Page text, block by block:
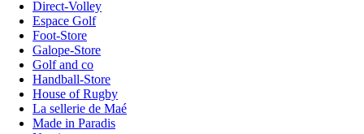
Direct-Volley
Espace Golf
Foot-Store
Galope-Store
Golf and co
Handball-Store
House of Rugby
La sellerie de Maé
Made in Paradis